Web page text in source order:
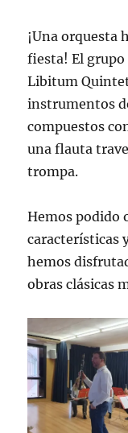
¡Una orquesta
fiesta! El grupo
Libitum
instrumentos
compuestos
una flauta
trompa.
Hemos podido
características
hemos
obras clásicas